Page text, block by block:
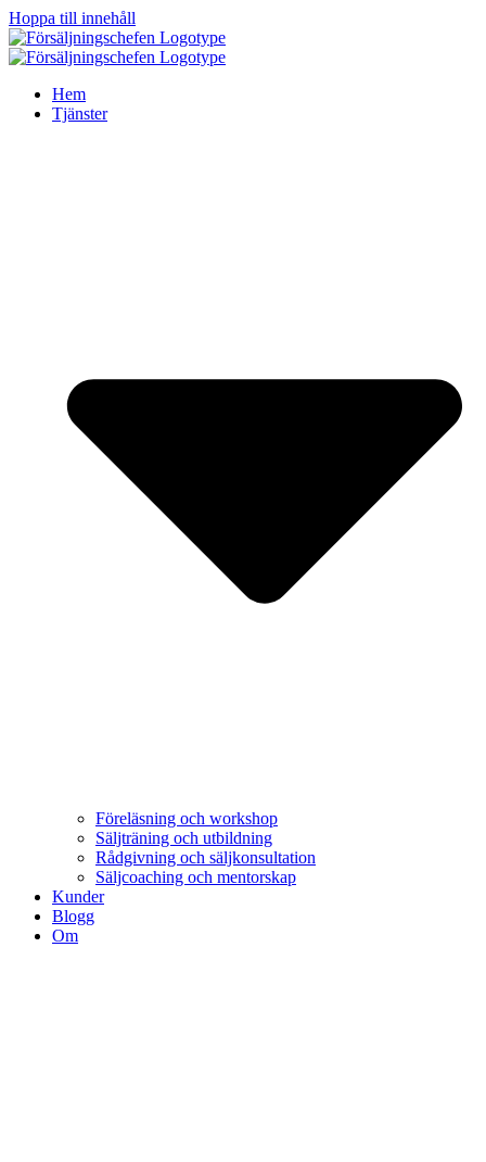
Hoppa till innehåll
Hem
Tjänster
Föreläsning och workshop
Säljträning och utbildning
Rådgivning och säljkonsultation
Säljcoaching och mentorskap
Kunder
Blogg
Om